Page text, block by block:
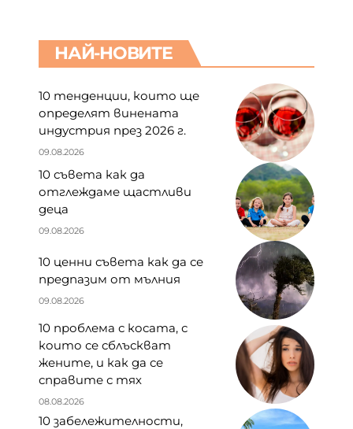
НАЙ-НОВИТЕ
10 тенденции, които ще
определят винената
индустрия през 2026 г.
09.08.2026
10 съвета как да
отглеждаме щастливи
деца
09.08.2026
10 ценни съвета как да се
предпазим от мълния
09.08.2026
10 проблема с косата, с
които се сблъскват
жените, и как да се
справите с тях
08.08.2026
10 забележителности,